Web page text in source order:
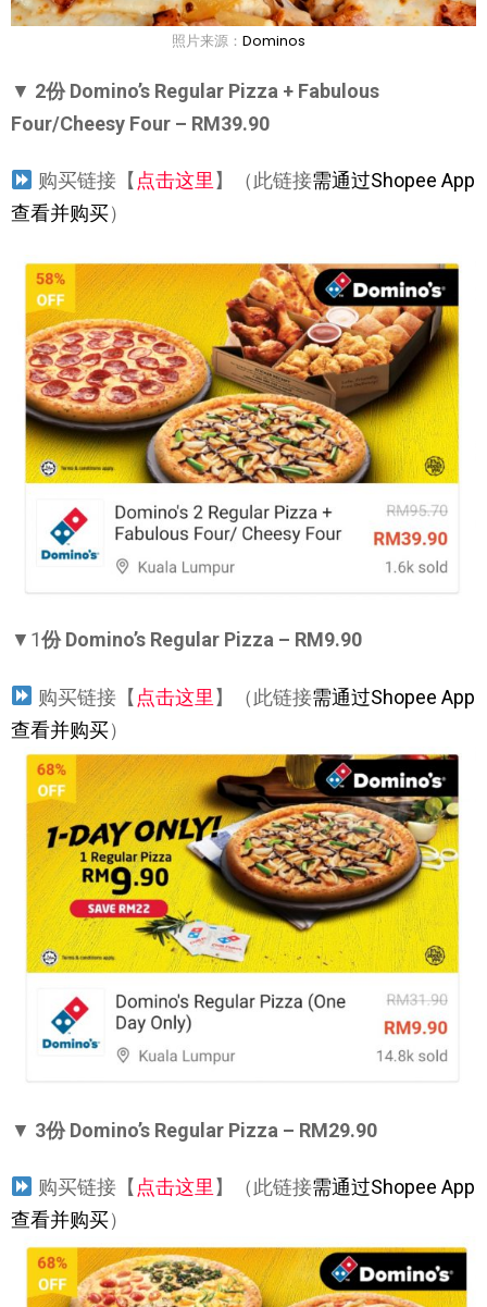
照片来源： Dominos
▼ 2份 Domino’s Regular Pizza + Fabulous
Four/Cheesy Four – RM39.90
购买链接【 点击这里 】（此链接需通过Shopee App
查看并购买）
▼1份 Domino’s Regular Pizza – RM9.90
购买链接【点击这里】（此链接需通过Shopee App
查看并购买）
▼ 3份 Domino’s Regular Pizza – RM29.90
购买链接【 点击这里 】（此链接需通过Shopee App
查看并购买）